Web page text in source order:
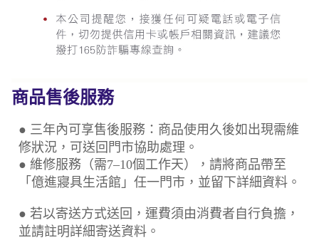
商品售後服務
● 三年內可享售後服務：商品使用久後如出現需維
修狀況，可送回門市協助處理。
● 維修服務（需7–10個工作天），請將商品帶至
「億進寢具生活館」任一門市，並留下詳細資料。
● 若以寄送方式送回，運費須由消費者自行負擔，
並請註明詳細寄送資料。